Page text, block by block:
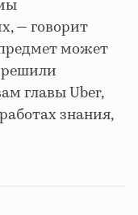
— говорит
может
главы Uber,
знания,